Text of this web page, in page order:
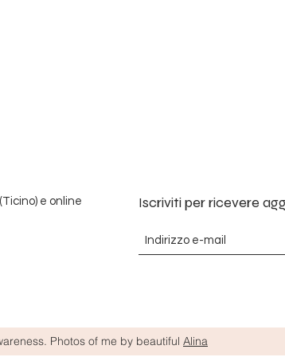
e online
Iscriviti per ricevere
Photos of me by beautiful Alina